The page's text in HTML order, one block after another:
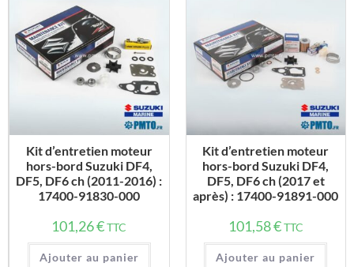
Kit d’entretien moteur
hors-bord Suzuki DF4,
DF5, DF6 ch (2011-2016) :
17400-91830-000
101,26€TTC
Ajouter au panier
Kit d’entretien moteur
hors-bord Suzuki DF4,
DF5, DF6 ch (2017 et
après) : 17400-91891-000
101,58€TTC
Ajouter au panier